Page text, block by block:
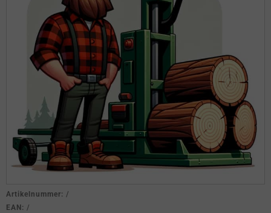
Artikelnummer: /
EAN: /